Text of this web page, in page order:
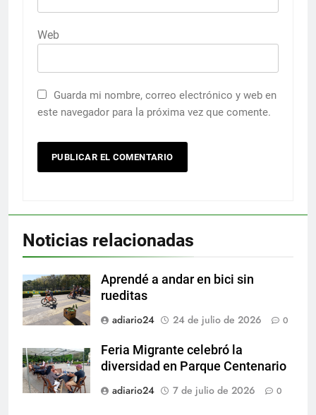
Web
Guarda mi nombre, correo electrónico y web en
este navegador para la próxima vez que comente.
Noticias relacionadas
Aprendé a andar en bici sin
rueditas
adiario24
24 de julio de 2026 0
Feria Migrante celebró la
diversidad en Parque Centenario
adiario24
7 de julio de 2026 0